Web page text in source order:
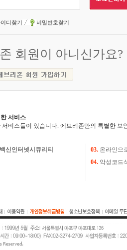
디찾기 비밀번호찾기
회원이 아니신가요?
서비스
비스들이 있습니다. 에브리존만의 특별한 보
신인터넷시큐리티 03. 온라인으
04. 악성코드